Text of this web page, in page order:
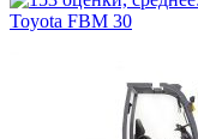
Toyota FBM 30